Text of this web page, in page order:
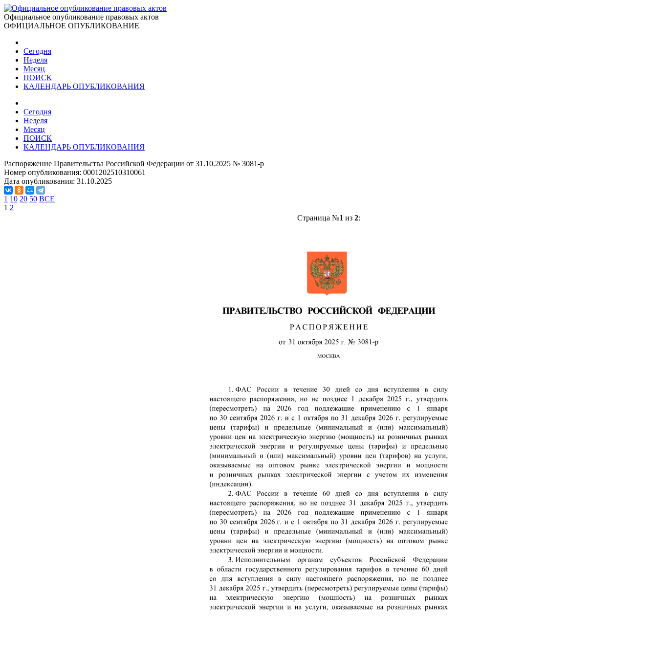
Официальное опубликование правовых актов
ОФИЦИАЛЬНОЕ ОПУБЛИКОВАНИЕ
Сегодня
Неделя
Месяц
ПОИСК
КАЛЕНДАРЬ ОПУБЛИКОВАНИЯ
Сегодня
Неделя
Месяц
ПОИСК
КАЛЕНДАРЬ ОПУБЛИКОВАНИЯ
Распоряжение Правительства Российской Федерации от 31.10.2025 № 3081-р
Номер опубликования: 0001202510310061
Дата опубликования: 31.10.2025
1 10 20 50 ВСЕ
1 2
Страница №1 из 2: